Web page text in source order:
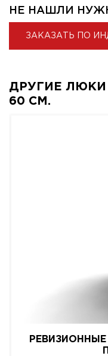
НЕ НАШЛИ
ЗАКАЗАТЬ ПО
ДРУГИЕ ЛЮКИ
60 СМ.